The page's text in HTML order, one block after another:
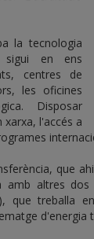
la tecnologia
sigui en ens
centres de
les oficines
Disposar
l'accés a
que
altres dos
que treballa
d'energia